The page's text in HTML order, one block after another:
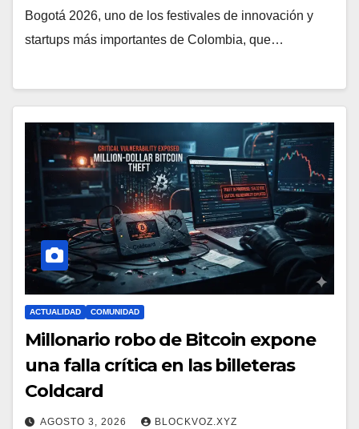
Bogotá 2026, uno de los festivales de innovación y
startups más importantes de Colombia, que…
ACTUALIDAD COMUNIDAD
Millonario robo de Bitcoin expone
una falla crítica en las billeteras
Coldcard
AGOSTO 3, 2026 BLOCKVOZ.XYZ